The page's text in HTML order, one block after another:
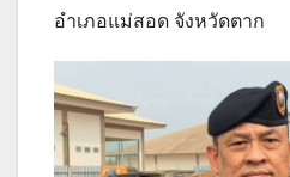
อำเภอแม่สอด จังหวัดตาก